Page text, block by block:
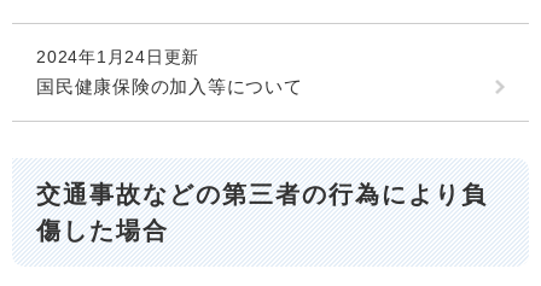
2024年1月24日更新
国民健康保険の加入等について
交通事故などの第三者の行為により負
傷した場合